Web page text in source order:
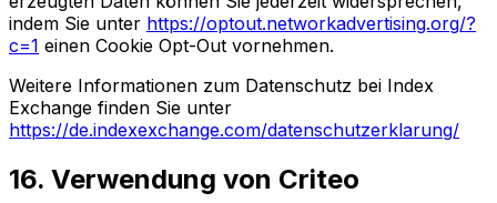
indem Sie unter https://optout.networkadvertising.org/?
c=1 einen Cookie Opt-Out vornehmen.
Weitere Informationen zum Datenschutz bei Index
Exchange finden Sie unter
https://de.indexexchange.com/datenschutzerklarung/
16. Verwendung von Criteo